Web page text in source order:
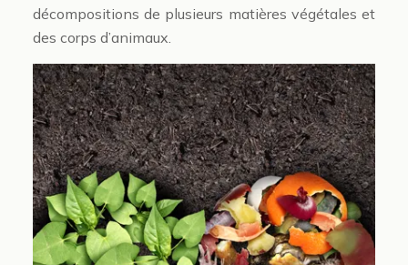
décompositions de plusieurs matières végétales et
des corps d’animaux.